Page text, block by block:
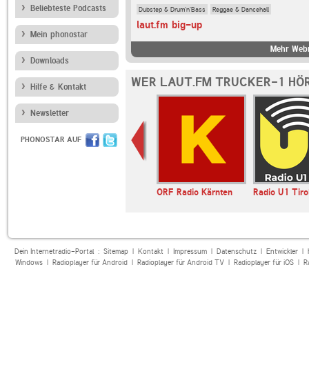
Beliebteste Podcasts
Mein phonostar
Downloads
Hilfe & Kontakt
Newsletter
PHONOSTAR AUF
Dubstep & Drum'n'Bass Reggae & Dancehall
laut.fm big-up
Mehr
WER LAUT.FM TRUCKER-1
ORF Radio Kärnten Radio U1
Dein Internetradio-Portal : Sitemap| Kontakt| Impressum| Datenschutz| Entwickler|
Windows| Radioplayer für Android| Radioplayer für Android TV| Radioplayer für iOS|